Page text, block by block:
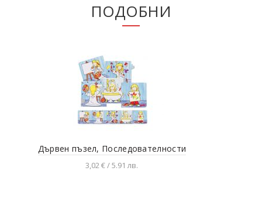
ПОДОБНИ
Дървен пъзел, Последователности
3,02 € / 5.91 лв.